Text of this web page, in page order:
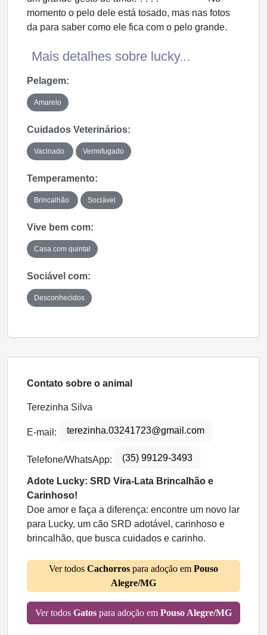
momento o pelo dele está tosado, mas nas fotos
da para saber como ele fica com o pelo grande.
Mais detalhes sobre lucky...
Pelagem:
Amarelo
Cuidados Veterinários:
Vacinado Vermifugado
Temperamento:
Brincalhão Sociável
Vive bem com:
Casa com quintal
Sociável com:
Desconhecidos
Contato sobre o animal
Terezinha Silva
E-mail: terezinha.03241723@gmail.com
Telefone/WhatsApp: (35) 99129-3493
Adote Lucky: SRD Vira-Lata Brincalhão e
Carinhoso!
Doe amor e faça a diferença: encontre um novo lar
para Lucky, um cão SRD adotável, carinhoso e
brincalhão, que busca cuidados e carinho.
Ver todos Cachorros para adoção em Pouso
Alegre/MG
Ver todos Gatos para adoção em Pouso Alegre/MG